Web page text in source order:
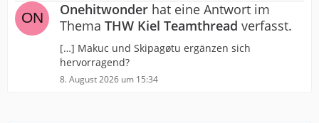
Onehitwonder hat eine Antwort im
Thema THW Kiel Teamthread verfasst.
[…] Makuc und Skipagøtu ergänzen sich
hervorragend?
8. August 2026 um 15:34